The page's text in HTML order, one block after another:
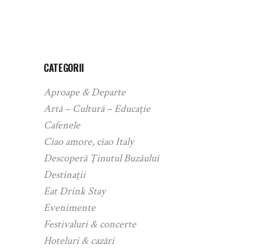
CATEGORII
Aproape & Departe
Artă – Cultură – Educație
Cafenele
Ciao amore, ciao Italy
Descoperă Ținutul Buzăului
Destinații
Eat Drink Stay
Evenimente
Festivaluri & concerte
Hoteluri & cazări